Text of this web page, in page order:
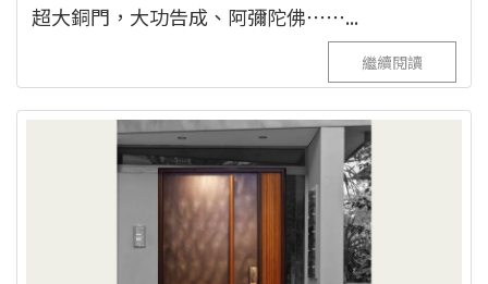
超大銅門，大功告成、阿彌陀佛⋯⋯...
繼續閱讀